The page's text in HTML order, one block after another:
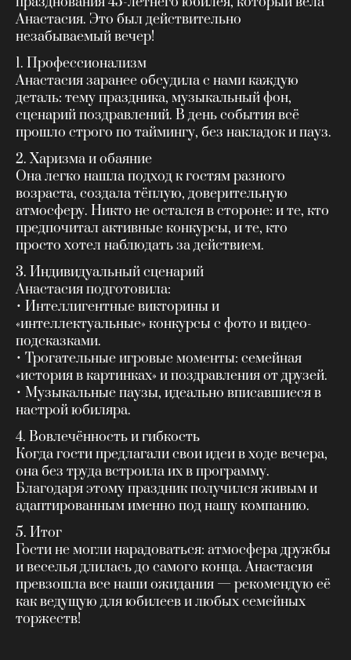
Анастасия. Это был действительно
незабываемый вечер!
1. Профессионализм
Анастасия заранее обсудила с нами каждую
деталь: тему праздника, музыкальный фон,
сценарий поздравлений. В день события всё
прошло строго по таймингу, без накладок и пауз.
2. Харизма и обаяние
Она легко нашла подход к гостям разного
возраста, создала тёплую, доверительную
атмосферу. Никто не остался в стороне: и те, кто
предпочитал активные конкурсы, и те, кто
просто хотел наблюдать за действием.
3. Индивидуальный сценарий
Анастасия подготовила:
• Интеллигентные викторины и
«интеллектуальные» конкурсы с фото и видео-
подсказками.
• Трогательные игровые моменты: семейная
«история в картинках» и поздравления от друзей.
• Музыкальные паузы, идеально вписавшиеся в
настрой юбиляра.
4. Вовлечённость и гибкость
Когда гости предлагали свои идеи в ходе вечера,
она без труда встроила их в программу.
Благодаря этому праздник получился живым и
адаптированным именно под нашу компанию.
5. Итог
Гости не могли нарадоваться: атмосфера дружбы
и веселья длилась до самого конца. Анастасия
превзошла все наши ожидания — рекомендую её
как ведущую для юбилеев и любых семейных
торжеств!